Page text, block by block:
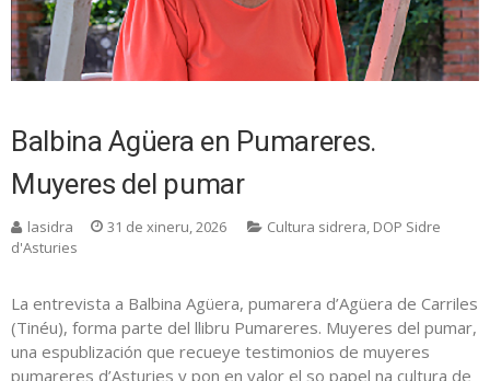
Balbina Agüera en Pumareres.
Muyeres del pumar
lasidra 31 de xineru, 2026 Cultura sidrera, DOP Sidre
d'Asturies
La entrevista a Balbina Agüera, pumarera d’Agüera de Carriles
(Tinéu), forma parte del llibru Pumareres. Muyeres del pumar,
una espublización que recueye testimonios de muyeres
pumareres d’Asturies y pon en valor el so papel na cultura de